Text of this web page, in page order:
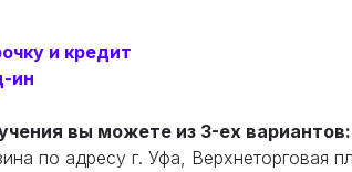
и кредит
ин
вы можете из 3-ех вариантов:
по адресу г. Уфа, Верхнеторговая